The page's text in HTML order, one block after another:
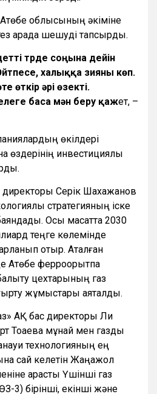
облысының әкіміне
арада шешуді тапсырды.
түрде соңына дейін
халыққа зияны көп.
өткір әрі өзекті.
баса мән беру қажет, –
өкілдері
инвестициялық
директоры Серік Шахажанов
стратегияның іске
Осы мақсатта 2030
теңге көлемінде
отыр. Аталған
Ақтөбе ферроқорытпа
цехтарының газ
жұмыстары аяқталды.
АҚ бас директоры Ли
мұнай мен газды
технологияның ең
сай келетін Жаңажол
қарасты Үшінші газ
3) бірінші, екінші және